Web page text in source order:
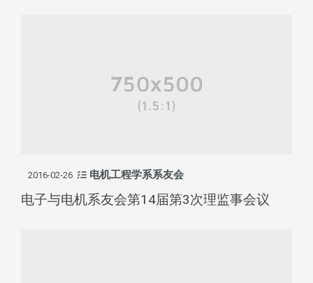
2016-02-26 电机工程学系系友会
电子与电机系友会第14届第3次理监事会议